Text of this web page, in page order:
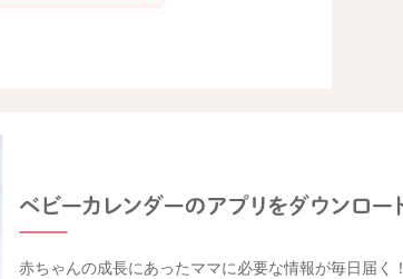
赤ちゃんの成長にあったママに必要な情報が毎日届く！